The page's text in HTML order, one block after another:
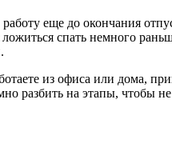
еще до окончания
спать немного
из офиса или дома,
разбить на этапы, чтобы